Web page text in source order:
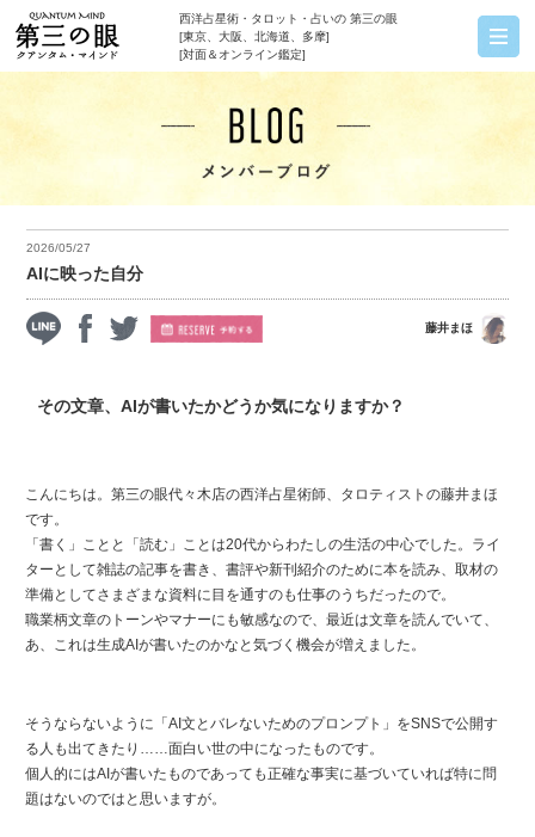
西洋占星術・タロット・占いの 第三の眼
[東京、大阪、北海道、多摩]
[対面＆オンライン鑑定]
2026/05/27
AIに映った自分
藤井まほ
その文章、AIが書いたかどうか気になりますか？
こんにちは。第三の眼代々木店の西洋占星術師、タロティストの藤井まほ
です。
「書く」ことと「読む」ことは20代からわたしの生活の中心でした。ライ
ターとして雑誌の記事を書き、書評や新刊紹介のために本を読み、取材の
準備としてさまざまな資料に目を通すのも仕事のうちだったので。
職業柄文章のトーンやマナーにも敏感なので、最近は文章を読んでいて、
あ、これは生成AIが書いたのかなと気づく機会が増えました。
そうならないように「AI文とバレないためのプロンプト」をSNSで公開す
る人も出てきたり……面白い世の中になったものです。
個人的にはAIが書いたものであっても正確な事実に基づいていれば特に問
題はないのではと思いますが。